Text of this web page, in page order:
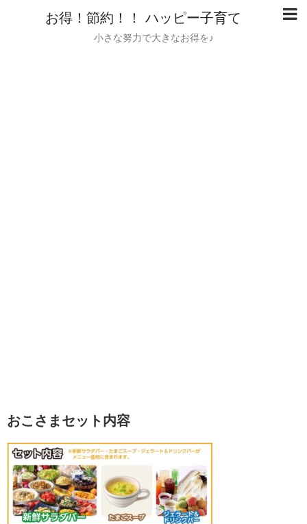
お得！節約！！ ハッピー子育て
小さな努力で大きなお得を♪
おこさまセット内容